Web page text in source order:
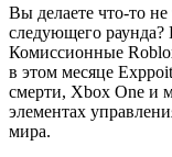
Вы делаете что-то
следующего раунда?
Комиссионные
в этом месяце
смерти, Xbox One и
элементах
мира.